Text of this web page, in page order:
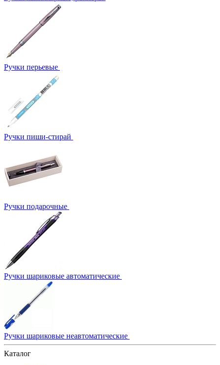
Ручки перьевые
Ручки пиши-стирай
Ручки подарочные
Ручки шариковые автоматические
Ручки шариковые неавтоматические
Каталог